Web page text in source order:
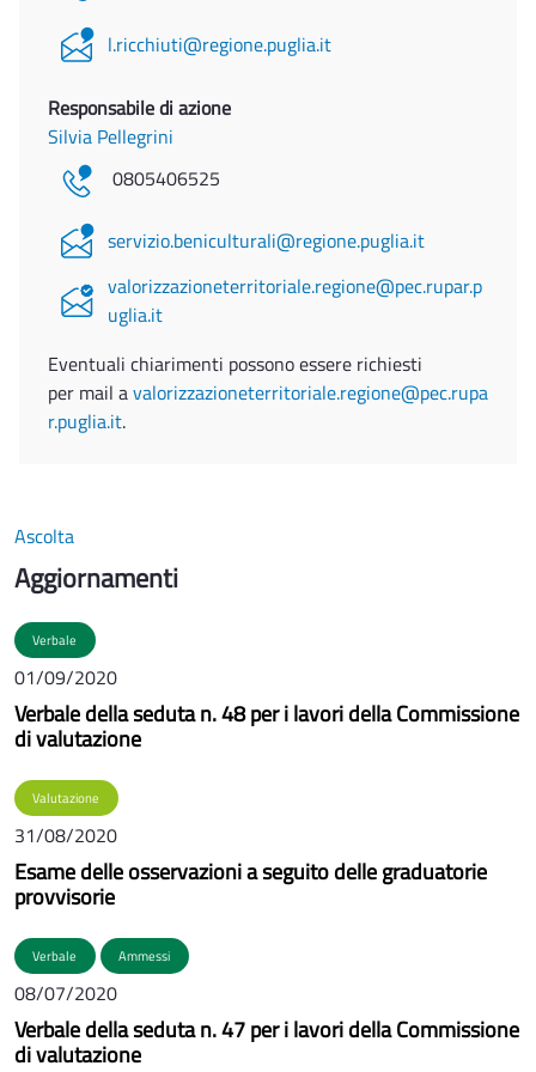
l.ricchiuti@regione.puglia.it
Responsabile di azione
Silvia Pellegrini
0805406525
servizio.beniculturali@regione.puglia.it
valorizzazioneterritoriale.regione@pec.rupar.p
uglia.it
Eventuali chiarimenti possono essere richiesti
per mail avalorizzazioneterritoriale.regione@pec.rupa
r.puglia.it.
Ascolta
Aggiornamenti
Verbale
01/09/2020
Verbale della seduta n. 48 per i lavori della Commissione
di valutazione
Valutazione
31/08/2020
Esame delle osservazioni a seguito delle graduatorie
provvisorie
Verbale Ammessi
08/07/2020
Verbale della seduta n. 47 per i lavori della Commissione
di valutazione